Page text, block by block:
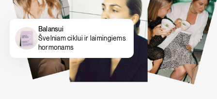
Balansui
Švelniam ciklui ir laimingiems
hormonams